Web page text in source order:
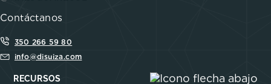
Contáctanos
350 266 59 80
info@disuiza.com
RECURSOS